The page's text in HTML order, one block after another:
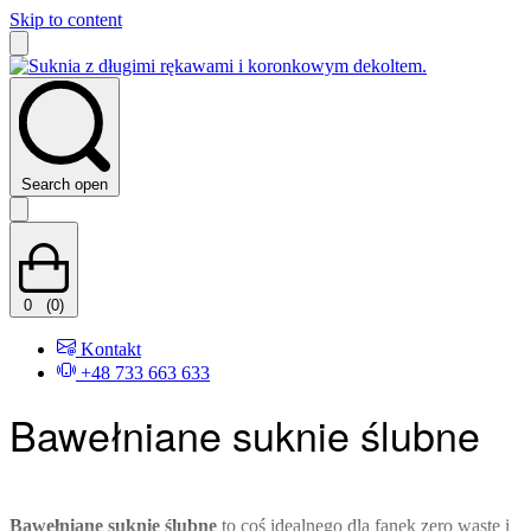
Skip to content
Search open
0 (0)
Kontakt
+48 733 663 633
Bawełniane suknie ślubne
Bawełniane suknie ślubne to coś idealnego dla fanek zero waste i